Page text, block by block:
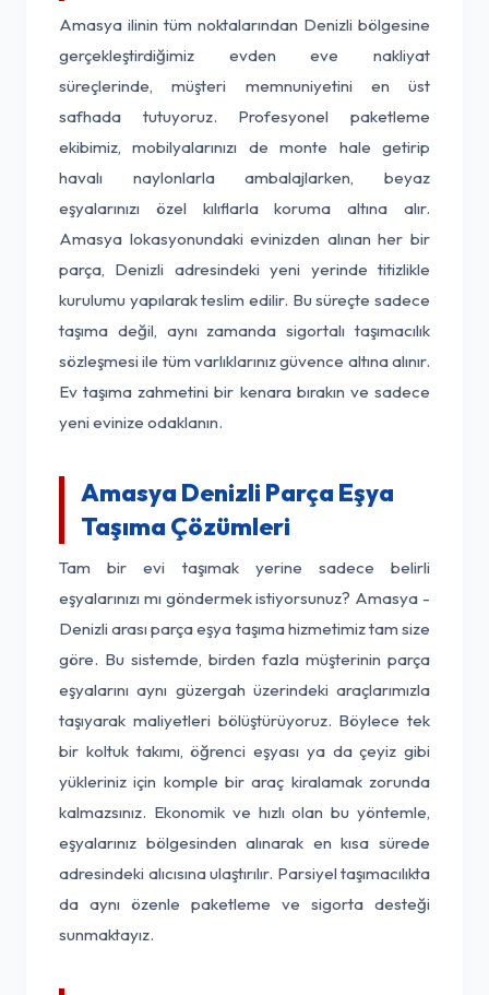
Amasya ilinin tüm noktalarından Denizli bölgesine
gerçekleştirdiğimiz evden eve nakliyat
süreçlerinde, müşteri memnuniyetini en üst
safhada tutuyoruz. Profesyonel paketleme
ekibimiz, mobilyalarınızı de monte hale getirip
havalı naylonlarla ambalajlarken, beyaz
eşyalarınızı özel kılıflarla koruma altına alır.
Amasya lokasyonundaki evinizden alınan her bir
parça, Denizli adresindeki yeni yerinde titizlikle
kurulumu yapılarak teslim edilir. Bu süreçte sadece
taşıma değil, aynı zamanda sigortalı taşımacılık
sözleşmesi ile tüm varlıklarınız güvence altına alınır.
Ev taşıma zahmetini bir kenara bırakın ve sadece
yeni evinize odaklanın.
Amasya Denizli Parça Eşya
Taşıma Çözümleri
Tam bir evi taşımak yerine sadece belirli
eşyalarınızı mı göndermek istiyorsunuz? Amasya -
Denizli arası parça eşya taşıma hizmetimiz tam size
göre. Bu sistemde, birden fazla müşterinin parça
eşyalarını aynı güzergah üzerindeki araçlarımızla
taşıyarak maliyetleri bölüştürüyoruz. Böylece tek
bir koltuk takımı, öğrenci eşyası ya da çeyiz gibi
yükleriniz için komple bir araç kiralamak zorunda
kalmazsınız. Ekonomik ve hızlı olan bu yöntemle,
eşyalarınız bölgesinden alınarak en kısa sürede
adresindeki alıcısına ulaştırılır. Parsiyel taşımacılıkta
da aynı özenle paketleme ve sigorta desteği
sunmaktayız.